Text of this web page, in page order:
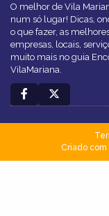
O melhor de Vila
num só lugar! Dicas,
o que fazer, as
empresas, locais,
muito mais no guia
VilaMariana.
Criado com